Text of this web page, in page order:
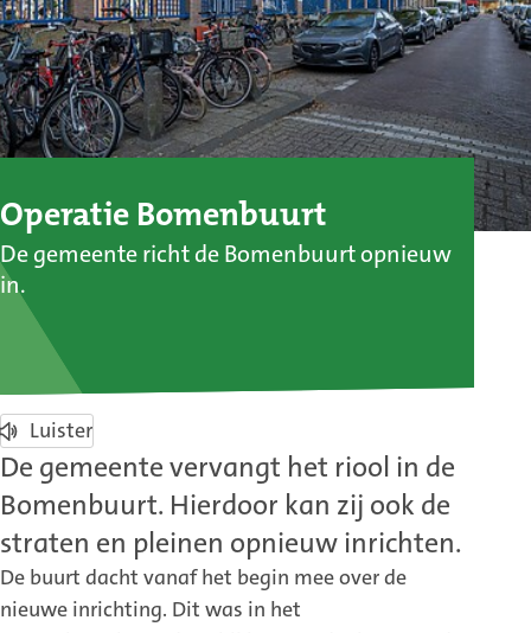
Operatie Bomenbuurt
De gemeente richt de Bomenbuurt opnieuw
in.
Luister
De gemeente vervangt het riool in de
Bomenbuurt. Hierdoor kan zij ook de
straten en pleinen opnieuw inrichten.
De buurt dacht vanaf het begin mee over de
nieuwe inrichting. Dit was in het